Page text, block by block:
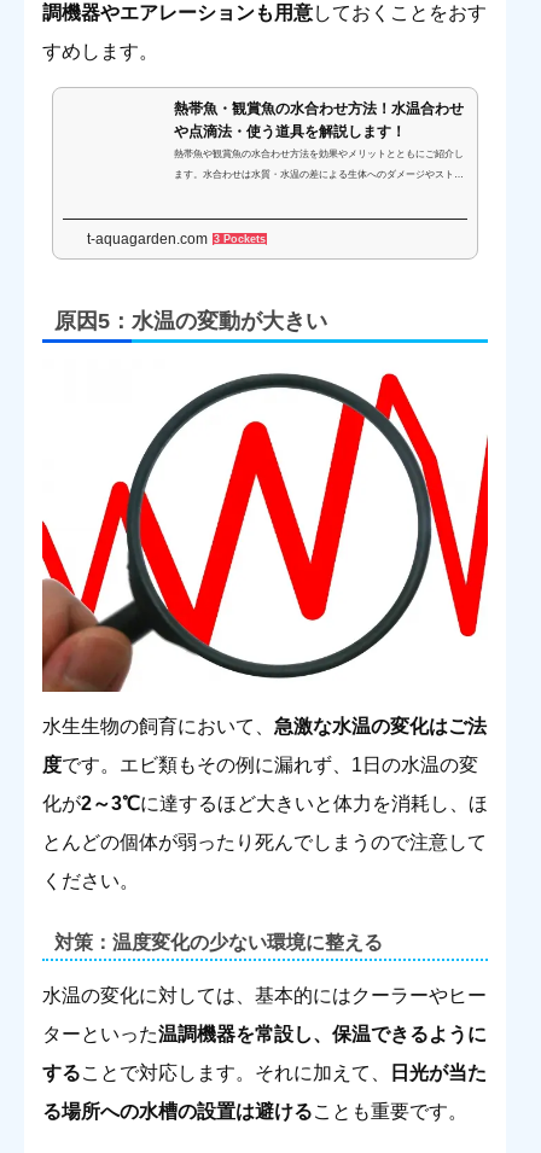
調機器やエアレーションも用意しておくことをおす
すめします。
熱帯魚・観賞魚の水合わせ方法！水温合わせ
や点滴法・使う道具を解説します！
熱帯魚や観賞魚の水合わせ方法を効果やメリットとともにご紹介し
ます。水合わせは水質・水温の差による生体へのダメージやストレ
t-aquagarden.com 3 Pockets
原因5：水温の変動が大きい
水生生物の飼育において、 急激な水温の変化はご法
度です。エビ類もその例に漏れず、1日の水温の変
化が2～3℃に達するほど大きいと体力を消耗し、ほ
とんどの個体が弱ったり死んでしまうので注意して
ください。
対策：温度変化の少ない環境に整える
水温の変化に対しては、基本的にはクーラーやヒー
ターといった温調機器を常設し、保温できるように
することで対応します。それに加えて、
日光が当た
る場所への水槽の設置は避けることも重要です。